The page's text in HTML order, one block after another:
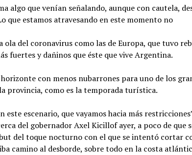
algo que venían señalando, aunque con cautela,
que estamos atravesando en este momento no
ola del coronavirus como las de Europa, que tuvo
fuertes y dañinos que éste que vive Argentina.
con menos nubarrones para uno de los
provincia, como es la temporada turística.
este escenario, que vayamos hacia más
del gobernador Axel Kicillof ayer, a poco de que
del toque nocturno con el que se intentó cortar
camino al desborde, sobre todo en la costa